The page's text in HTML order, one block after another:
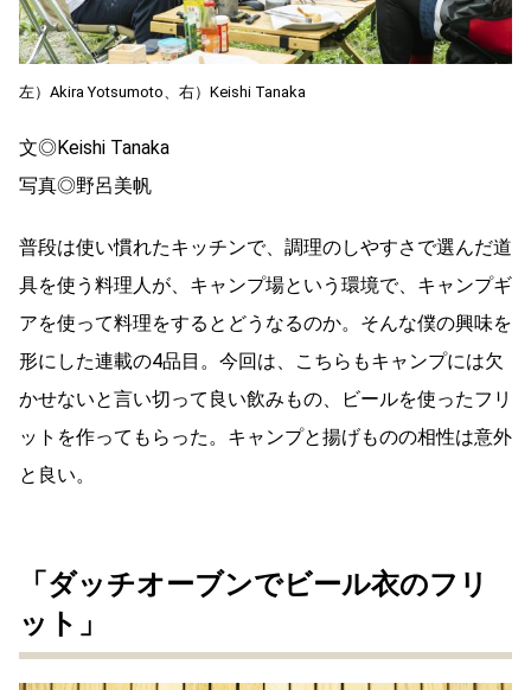
左）Akira Yotsumoto、右）Keishi Tanaka
文◎Keishi Tanaka
写真◎野呂美帆
普段は使い慣れたキッチンで、調理のしやすさで選んだ道
具を使う料理人が、キャンプ場という環境で、キャンプギ
アを使って料理をするとどうなるのか。そんな僕の興味を
形にした連載の4品目。今回は、こちらもキャンプには欠
かせないと言い切って良い飲みもの、ビールを使ったフリ
ットを作ってもらった。キャンプと揚げものの相性は意外
と良い。
「ダッチオーブンでビール衣のフリ
ット」